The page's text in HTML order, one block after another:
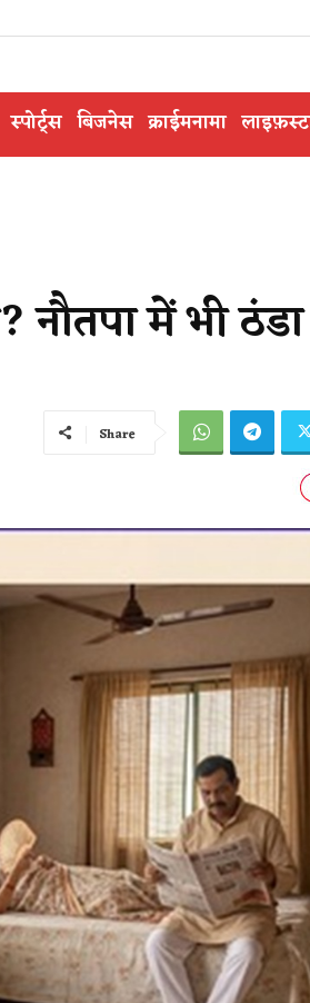
स्पोर्ट्स बिजनेस क्राईमनामा
में भी ठंडा
Share